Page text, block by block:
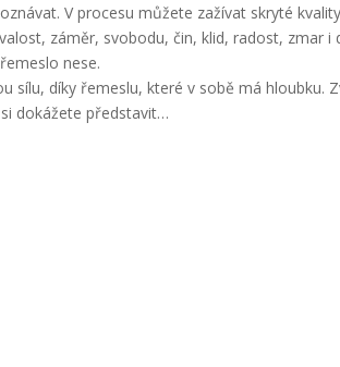
V procesu můžete zažívat skryté
záměr, svobodu, čin, klid, radost, zmar i
nese.
sílu, díky řemeslu, které v sobě má hloubku.
dokážete představit…